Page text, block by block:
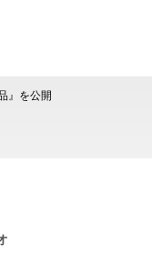
』を公開